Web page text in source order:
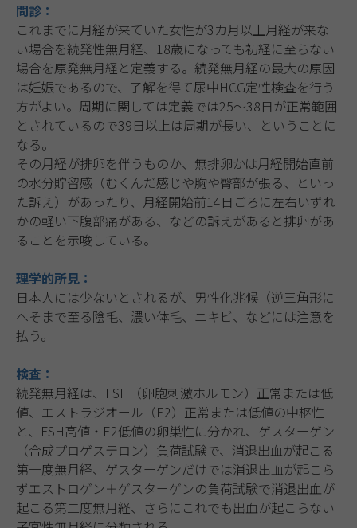
問診：
これまでに月経が来ていた女性が3カ月以上月経が来な
い場合を続発性無月経、18歳になっても初経に至らない
場合を原発無月経と定義する。続発無月経の最大の原因
は妊娠であるので、了解を得て尿中HCG定性検査を行う
方がよい。周期に関しては定義では25〜38日が正常範囲
とされているので39日以上は周期が長い、ということに
なる。
その月経が排卵を伴うものか、無排卵かは月経開始直前
の水分貯留感（むくんだ感じや胸や臀部が張る、といっ
た訴え）があったり、月経開始前14日ごろに左右いずれ
かの軽い下腹部痛がある、などの訴えがあると排卵があ
ることを示唆している。
理学的所見：
日本人には少ないとされるが、男性化兆候（逆三角形に
へそまで至る陰毛、濃い体毛、ニキビ、などには注意を
払う。
検査：
続発無月経は、FSH（卵胞刺激ホルモン）正常または低
値、エストラジオール（E2）正常または低値の中枢性
と、FSH高値・E2低値の卵巣性に分かれ、ゲスターゲン
（合成プロゲステロン）負荷試験で、消退出血が起こる
第一度無月経、ゲスターゲンだけでは消退出血が起こら
ずエストロゲン＋ゲスターゲンの負荷試験で消退出血が
起こる第二度無月経、さらにこれでも出血が起こらない